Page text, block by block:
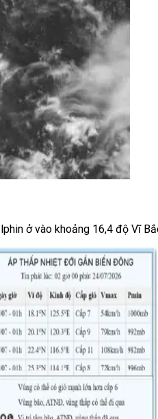
ở vào khoảng 16,4 độ Vĩ